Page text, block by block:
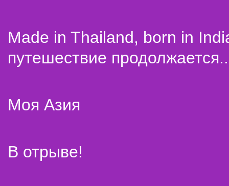
Made in Thailand, born in
путешествие
Моя Азия
В отрыве!